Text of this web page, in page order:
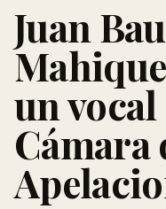
Juan
un vocal
Cámara